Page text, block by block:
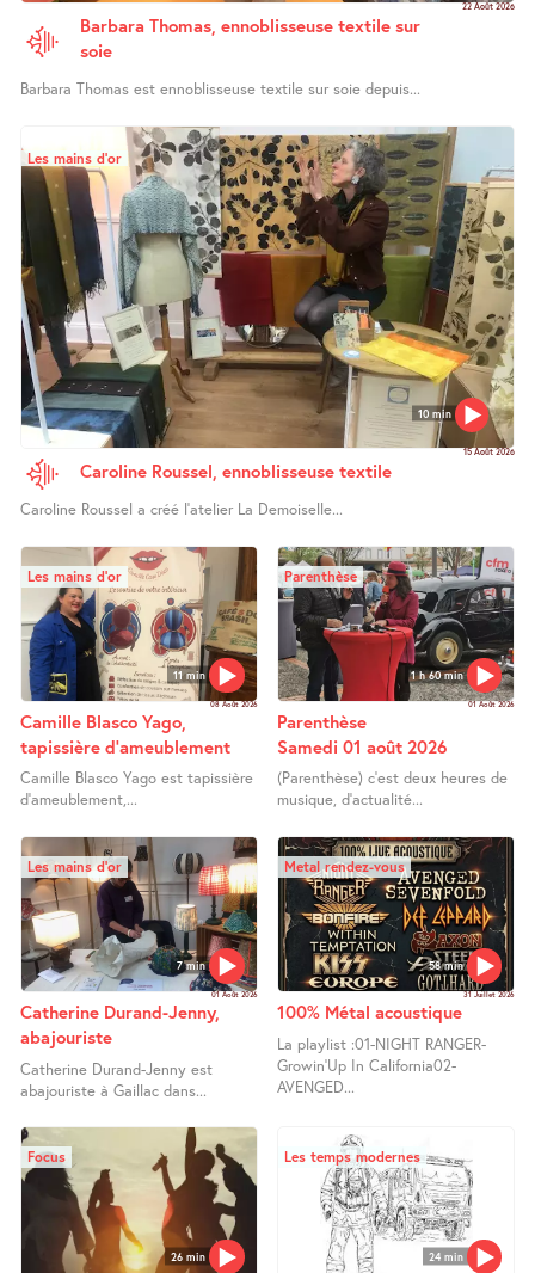
22 Août 2026
Barbara Thomas, ennoblisseuse textile sur
soie
Barbara Thomas est ennoblisseuse textile sur soie depuis...
10 min
Les mains d’or
15 Août 2026
Caroline Roussel, ennoblisseuse textile
Caroline Roussel a créé l’atelier La Demoiselle...
11 min
Les mains d’or
08 Août 2026
Camille Blasco Yago,
tapissière d’ameublement
Camille Blasco Yago est tapissière
d’ameublement,...
1 h 60 min
Parenthèse
01 Août 2026
Parenthèse
Samedi 01 août 2026
(Parenthèse) c’est deux heures de
musique, d’actualité...
7 min
Les mains d’or
01 Août 2026
Catherine Durand-Jenny,
abajouriste
Catherine Durand-Jenny est
abajouriste à Gaillac dans...
58 min
Metal rendez-vous
31 Juillet 2026
100% Métal acoustique
La playlist :01-NIGHT RANGER-
Growin’Up In California02-
AVENGED...
26 min
Focus
24 min
Les temps modernes